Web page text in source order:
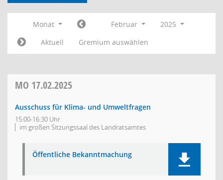
Monat Februar
2025
Aktuell
Gremium auswählen
MO 17.02.2025
Ausschuss für Klima- und Umweltfragen
15:00-16:30 Uhr
im großen Sitzungssaal des Landratsamtes
Öffentliche Bekanntmachung